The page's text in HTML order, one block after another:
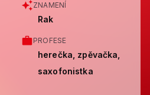
ZNAMENÍ
Rak
PROFESE
herečka, zpěvačka,
saxofonistka